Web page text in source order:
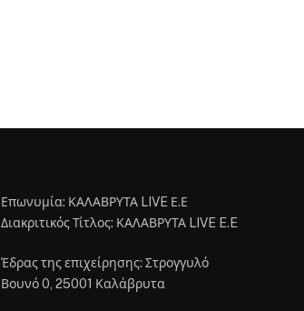
Επωνυμία: ΚΑΛΑΒΡΥΤΑ LIVE Ε.Ε
Διακριτικός Τίτλος: ΚΑΛΑΒΡΥΤΑ LIVE E.E
Έδρας της επιχείρησης: Στρογγυλό
Βουνό 0, 25001 Καλάβρυτα